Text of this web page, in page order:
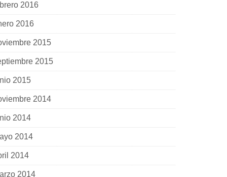
2016
2016
2015
2015
2015
2014
2014
2014
2014
2014